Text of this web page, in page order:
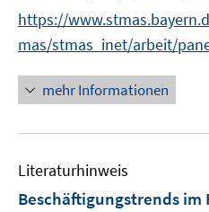
ö
f
n
n
https://
mas/stmas_inet/arbeit/
mehr Informationen
Literaturhinweis
Beschäftigungstrends im